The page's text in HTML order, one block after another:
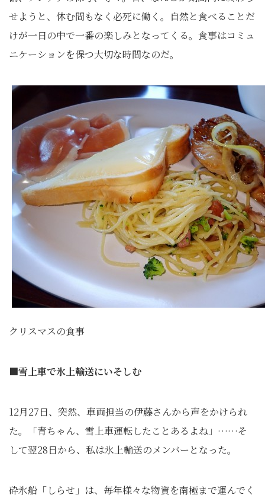
せようと、休む間もなく必死に働く。自然と食べることだ
けが一日の中で一番の楽しみとなってくる。食事はコミュ
ニケーションを保つ大切な時間なのだ。
クリスマスの食事
■雪上車で氷上輸送にいそしむ
12月27日、突然、車両担当の伊藤さんから声をかけられ
た。「青ちゃん、雪上車運転したことあるよね」……そ
して翌28日から、私は氷上輸送のメンバーとなった。
砕氷船「しらせ」は、毎年様々な物資を南極まで運んでく